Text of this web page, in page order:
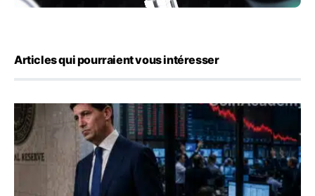
Articles qui pourraient vous intéresser
Kevin Warsh maintient sa communication minimaliste